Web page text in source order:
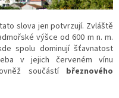
slova jen potvrzují. Zvláště
výšce od 600 m n. m.
spolu dominují šťavnatost
v jejich červeném vínu
součástí březnového